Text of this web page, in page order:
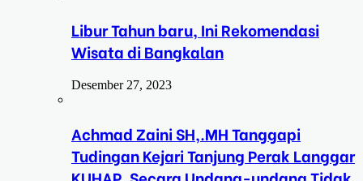
Libur Tahun baru, Ini Rekomendasi
Wisata di Bangkalan
Desember 27, 2023
Achmad Zaini SH,.MH Tanggapi
Tudingan Kejari Tanjung Perak Langgar